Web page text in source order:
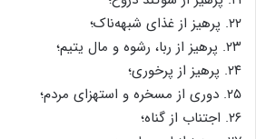
۲۲. پرهیز از غذای شبهه‌ناک؛
۲۳. پرهیز از ربا، رشوه و مال یتیم؛
۲۴. پرهیز از پرخوری؛
۲۵. دوری از مسخره و استهزای مردم؛
۲۶. اجتناب از گناه؛